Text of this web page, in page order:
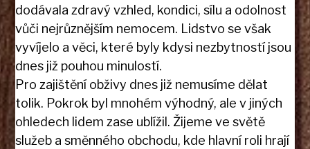
dodávala zdravý vzhled, kondici, sílu a odolnost
vůči nejrůznějším nemocem. Lidstvo se však
vyvíjelo a věci, které byly kdysi nezbytností jsou
dnes již pouhou minulostí.
Pro zajištění obživy dnes již nemusíme dělat
tolik. Pokrok byl mnohém výhodný, ale v jiných
ohledech lidem zase ublížil. Žijeme ve světě
služeb a směnného obchodu, kde hlavní roli hrají